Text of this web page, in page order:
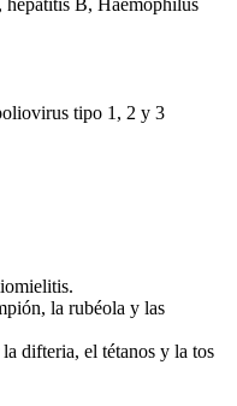
tipo 1, 2 y 3
la rubéola y las
difteria, el tétanos y la tos